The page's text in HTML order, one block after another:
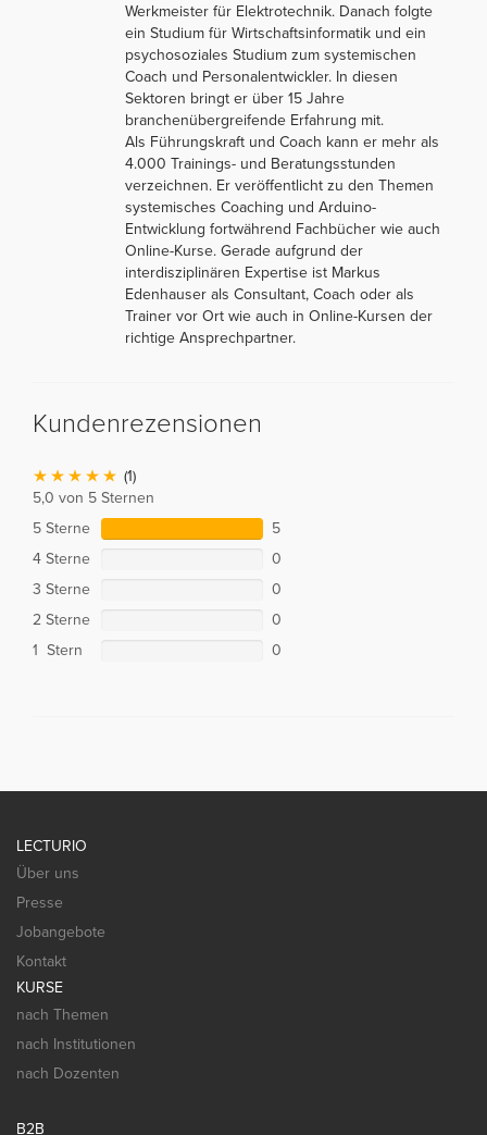
Werkmeister für Elektrotechnik. Danach folgte
ein Studium für Wirtschaftsinformatik und ein
psychosoziales Studium zum systemischen
Coach und Personalentwickler. In diesen
Sektoren bringt er über 15 Jahre
branchenübergreifende Erfahrung mit.
Als Führungskraft und Coach kann er mehr als
4.000 Trainings- und Beratungsstunden
verzeichnen. Er veröffentlicht zu den Themen
systemisches Coaching und Arduino-
Entwicklung fortwährend Fachbücher wie auch
Online-Kurse. Gerade aufgrund der
interdisziplinären Expertise ist Markus
Edenhauser als Consultant, Coach oder als
Trainer vor Ort wie auch in Online-Kursen der
richtige Ansprechpartner.
Kundenrezensionen
(1)
5,0 von 5 Sternen
5 Sterne
5
4 Sterne
0
3 Sterne
0
2 Sterne
0
1 Stern
0
LECTURIO
Über uns
Presse
Jobangebote
Kontakt
KURSE
nach Themen
nach Institutionen
nach Dozenten
B2B